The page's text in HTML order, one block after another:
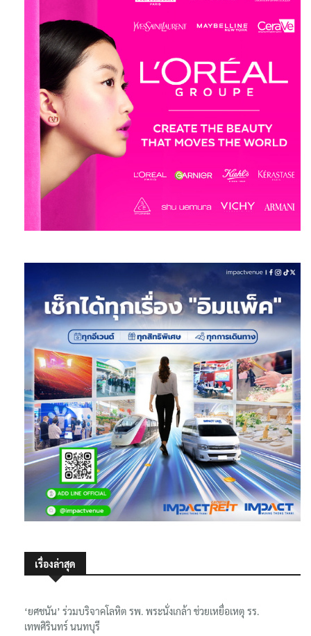
เรื่องล่าสุด
‘ยศชนัน’ ร่วมบริจาคโลหิต รพ. พระนั่งเกล้า ช่วยเหยื่อเหตุ รร.
เทพศิรินทร์ นนทบุรี